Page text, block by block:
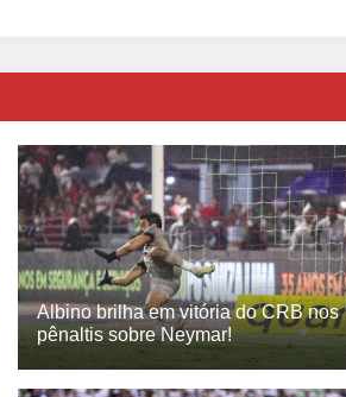
Albino brilha em vitória do CRB nos
pênaltis sobre Neymar!